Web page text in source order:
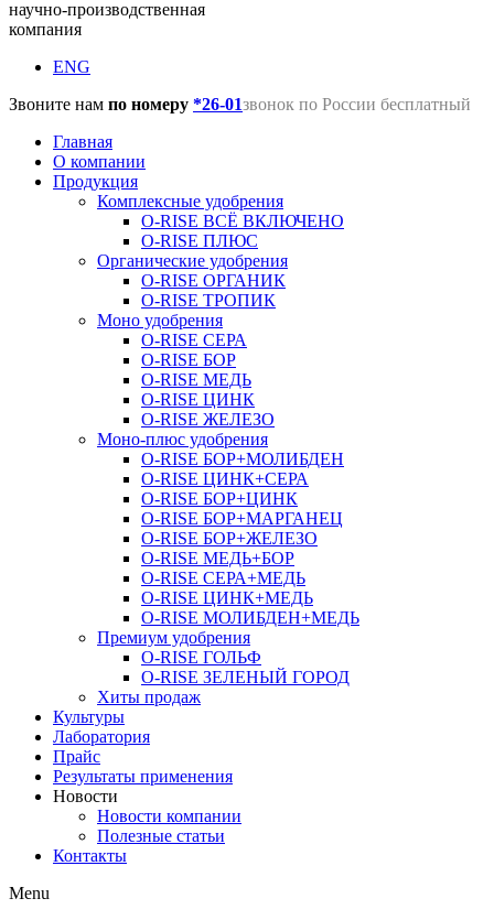
научно-производственная
компания
ENG
Звоните нам по номеру *26-01звонок по России бесплатный
Главная
О компании
Продукция
Комплексные удобрения
O-RISE ВСЁ ВКЛЮЧЕНО
O-RISE ПЛЮС
Органические удобрения
O-RISE ОРГАНИК
O-RISE ТРОПИК
Моно удобрения
O-RISE СЕРА
O-RISE БОР
O-RISE МЕДЬ
O-RISE ЦИНК
O-RISE ЖЕЛЕЗО
Моно-плюс удобрения
O-RISE БОР+МОЛИБДЕН
O-RISE ЦИНК+СЕРА
O-RISE БОР+ЦИНК
O-RISE БОР+МАРГАНЕЦ
O-RISE БОР+ЖЕЛЕЗО
O-RISE МЕДЬ+БОР
O-RISE СЕРА+МЕДЬ
O-RISE ЦИНК+МЕДЬ
O-RISE МОЛИБДЕН+МЕДЬ
Премиум удобрения
O-RISE ГОЛЬФ
O-RISE ЗЕЛЕНЫЙ ГОРОД
Хиты продаж
Культуры
Лаборатория
Прайс
Результаты применения
Новости
Новости компании
Полезные статьи
Контакты
Menu